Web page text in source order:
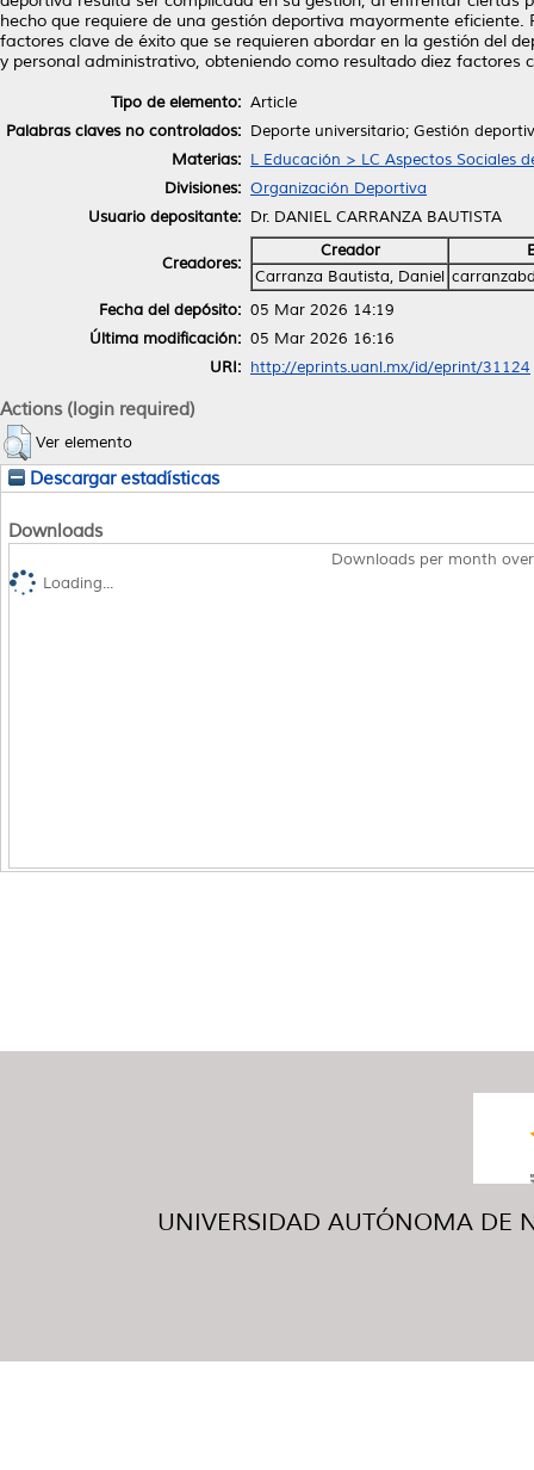
hecho que requiere de una gestión deportiva mayormente
factores clave de éxito que se requieren abordar en la gestión del
y personal administrativo, obteniendo como resultado diez
Tipo de elemento: Article
Palabras claves no controlados: Deporte universitario; Gestión
Materias: L Educación > LC Aspectos Sociales
Divisiones: Organización Deportiva
Usuario depositante: Dr. DANIEL CARRANZA BAUTISTA
Creadores:
Creador
Carranza Bautista, Daniel
Fecha del depósito: 05 Mar 2026 14:19
Última modificación: 05 Mar 2026 16:16
URI: http://eprints.uanl.mx/id/eprint/31124
Actions (login required)
Ver elemento
Descargar estadísticas
Downloads
Downloads per month
Loading...
UNIVERSIDAD AUTÓNOMA DE